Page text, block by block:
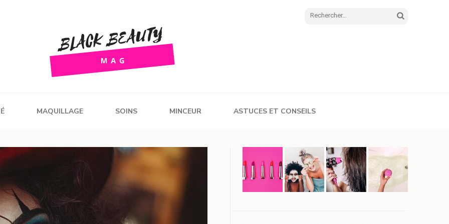
Rechercher :
MAQUILLAGE SOINS MINCEUR ASTUCES ET CONSEILS